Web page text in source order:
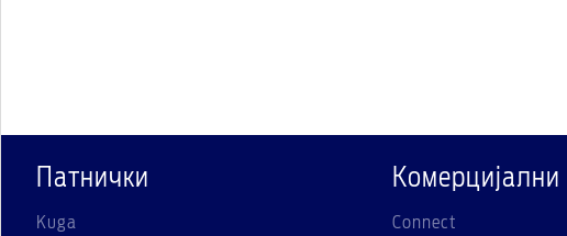
Патнички
Kuga
Комерцијални
Connect